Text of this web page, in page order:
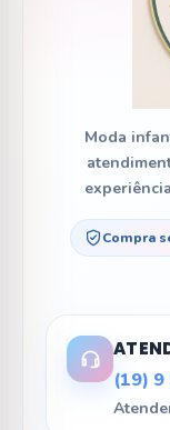
Moda
Compra
(19)